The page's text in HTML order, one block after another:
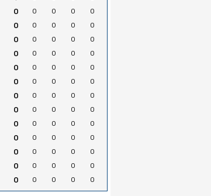
0 0 0 0
0
0 0 0 0
0
0 0 0 0
0
0 0 0 0
0
0 0 0 0
0
0 0 0 0
0
0 0 0 0
0
0 0 0 0
0
0 0 0 0
0
0 0 0 0
0
0 0 0 0
0
0 0 0 0
0
0 0 0 0 0